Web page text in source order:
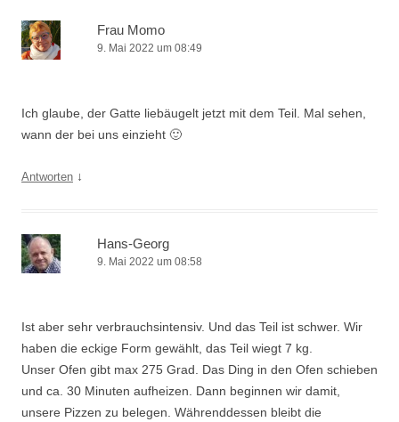
Frau Momo
9. Mai 2022 um 08:49
Ich glaube, der Gatte liebäugelt jetzt mit dem Teil. Mal sehen,
wann der bei uns einzieht 🙂
Antworten ↓
Hans-Georg
9. Mai 2022 um 08:58
Ist aber sehr verbrauchsintensiv. Und das Teil ist schwer. Wir
haben die eckige Form gewählt, das Teil wiegt 7 kg.
Unser Ofen gibt max 275 Grad. Das Ding in den Ofen schieben
und ca. 30 Minuten aufheizen. Dann beginnen wir damit,
unsere Pizzen zu belegen. Währenddessen bleibt die